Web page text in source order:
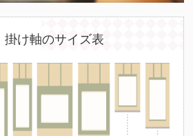
掛け軸のサイズ表